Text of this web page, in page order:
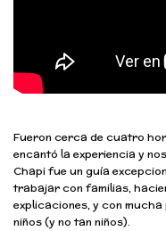
Fueron cerca de cuatro
encantó la experiencia y
Chapi fue un guía
trabajar con familias,
explicaciones, y con
niños (y no tan niños).